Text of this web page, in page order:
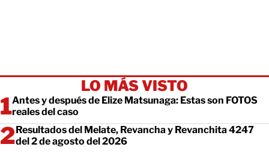
LO MÁS VISTO
Antes y después de Elize Matsunaga: Estas son FOTOS
reales del caso
Resultados del Melate, Revancha y Revanchita 4247
del 2 de agosto del 2026